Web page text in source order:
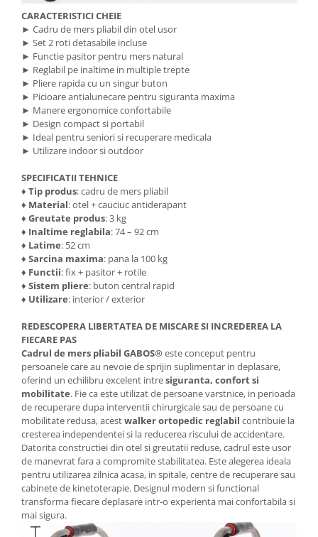
CARACTERISTICI CHEIE
► Cadru de mers pliabil din otel usor
► Set 2 roti detasabile incluse
► Functie pasitor pentru mers natural
► Reglabil pe inaltime in multiple trepte
► Pliere rapida cu un singur buton
► Picioare antialunecare pentru siguranta maxima
► Manere ergonomice confortabile
► Design compact si portabil
► Ideal pentru seniori si recuperare medicala
► Utilizare indoor si outdoor
SPECIFICATII TEHNICE
♦ Tip produs: cadru de mers pliabil
♦ Material: otel + cauciuc antiderapant
♦ Greutate produs: 3 kg
♦ Inaltime reglabila: 74 – 92 cm
♦ Latime: 52 cm
♦ Sarcina maxima: pana la 100 kg
♦ Functii: fix + pasitor + rotile
♦ Sistem pliere: buton central rapid
♦ Utilizare: interior / exterior
REDESCOPERA LIBERTATEA DE MISCARE SI INCREDEREA LA
FIECARE PAS
Cadrul de mers pliabil GABOS®este conceput pentru
persoanele care au nevoie de sprijin suplimentar in deplasare,
oferind un echilibru excelent intresiguranta, confort si
mobilitate. Fie ca este utilizat de persoane varstnice, in perioada
de recuperare dupa interventii chirurgicale sau de persoane cu
mobilitate redusa, acestwalker ortopedic reglabil contribuie la
cresterea independentei si la reducerea riscului de accidentare.
Datorita constructiei din otel si greutatii reduse, cadrul este usor
de manevrat fara a compromite stabilitatea. Este alegerea ideala
pentru utilizarea zilnica acasa, in spitale, centre de recuperare sau
cabinete de kinetoterapie. Designul modern si functional
transforma fiecare deplasare intr-o experienta mai confortabila si
mai sigura.